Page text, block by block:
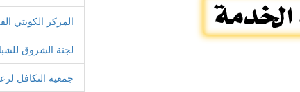
المركز الكويتي
لجنة الشروق
جمعية التكافل